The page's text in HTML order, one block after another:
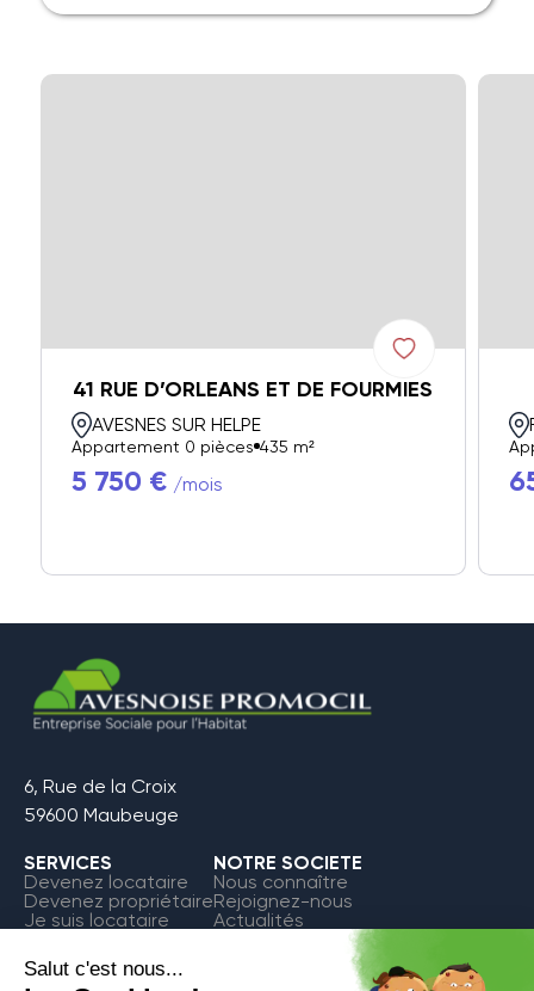
41 RUE D’ORLEANS ET DE FOURMIES
AVESNES SUR HELPE
Appartement 0 pièces 435 m²
5 750 € /mois
6, Rue de la Croix
59600 Maubeuge
SERVICES
Devenez locataire
Devenez propriétaire
Je suis locataire
NOTRE SOCIETE
Nous connaître
Rejoignez-nous
Actualités